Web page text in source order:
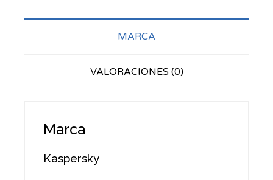
MARCA
VALORACIONES (0)
Marca
Kaspersky